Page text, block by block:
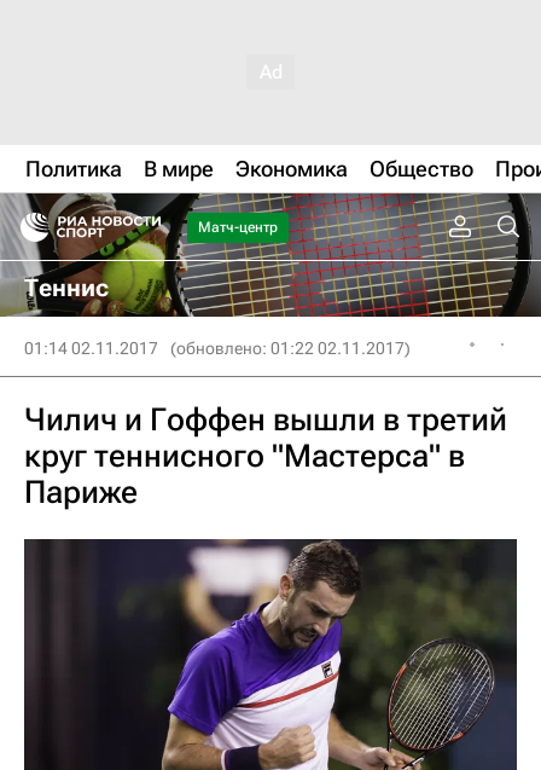
Политика В мире Экономика Общество
Матч-центр
Теннис
01:14 02.11.2017 (обновлено: 01:22 02.11.2017)
Чилич и Гоффен вышли в третий
круг теннисного "Мастерса" в
Париже